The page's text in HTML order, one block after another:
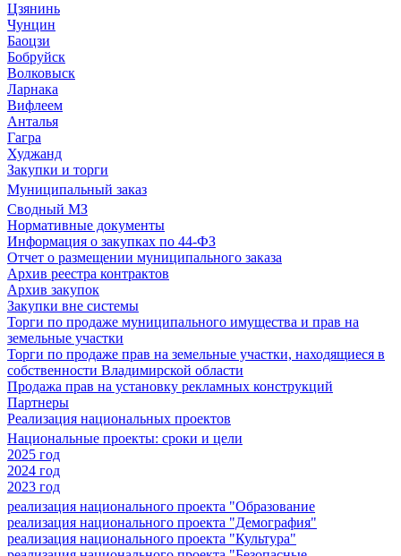
Цзянинь
Чунцин
Баоцзи
Бобруйск
Волковыск
Ларнака
Вифлеем
Анталья
Гагра
Худжанд
Закупки и торги
Муниципальный заказ
Сводный МЗ
Нормативные документы
Информация о закупках по 44-ФЗ
Отчет о размещении муниципального заказа
Архив реестра контрактов
Архив закупок
Закупки вне системы
Торги по продаже муниципального имущества и прав на
земельные участки
Торги по продаже прав на земельные участки, находящиеся в
собственности Владимирской области
Продажа прав на установку рекламных конструкций
Партнеры
Реализация национальных проектов
Национальные проекты: сроки и цели
2025 год
2024 год
2023 год
реализация национального проекта "Образование
реализация национального проекта "Демография"
реализация национального проекта "Культура"